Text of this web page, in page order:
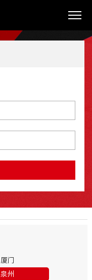
厦门
泉州